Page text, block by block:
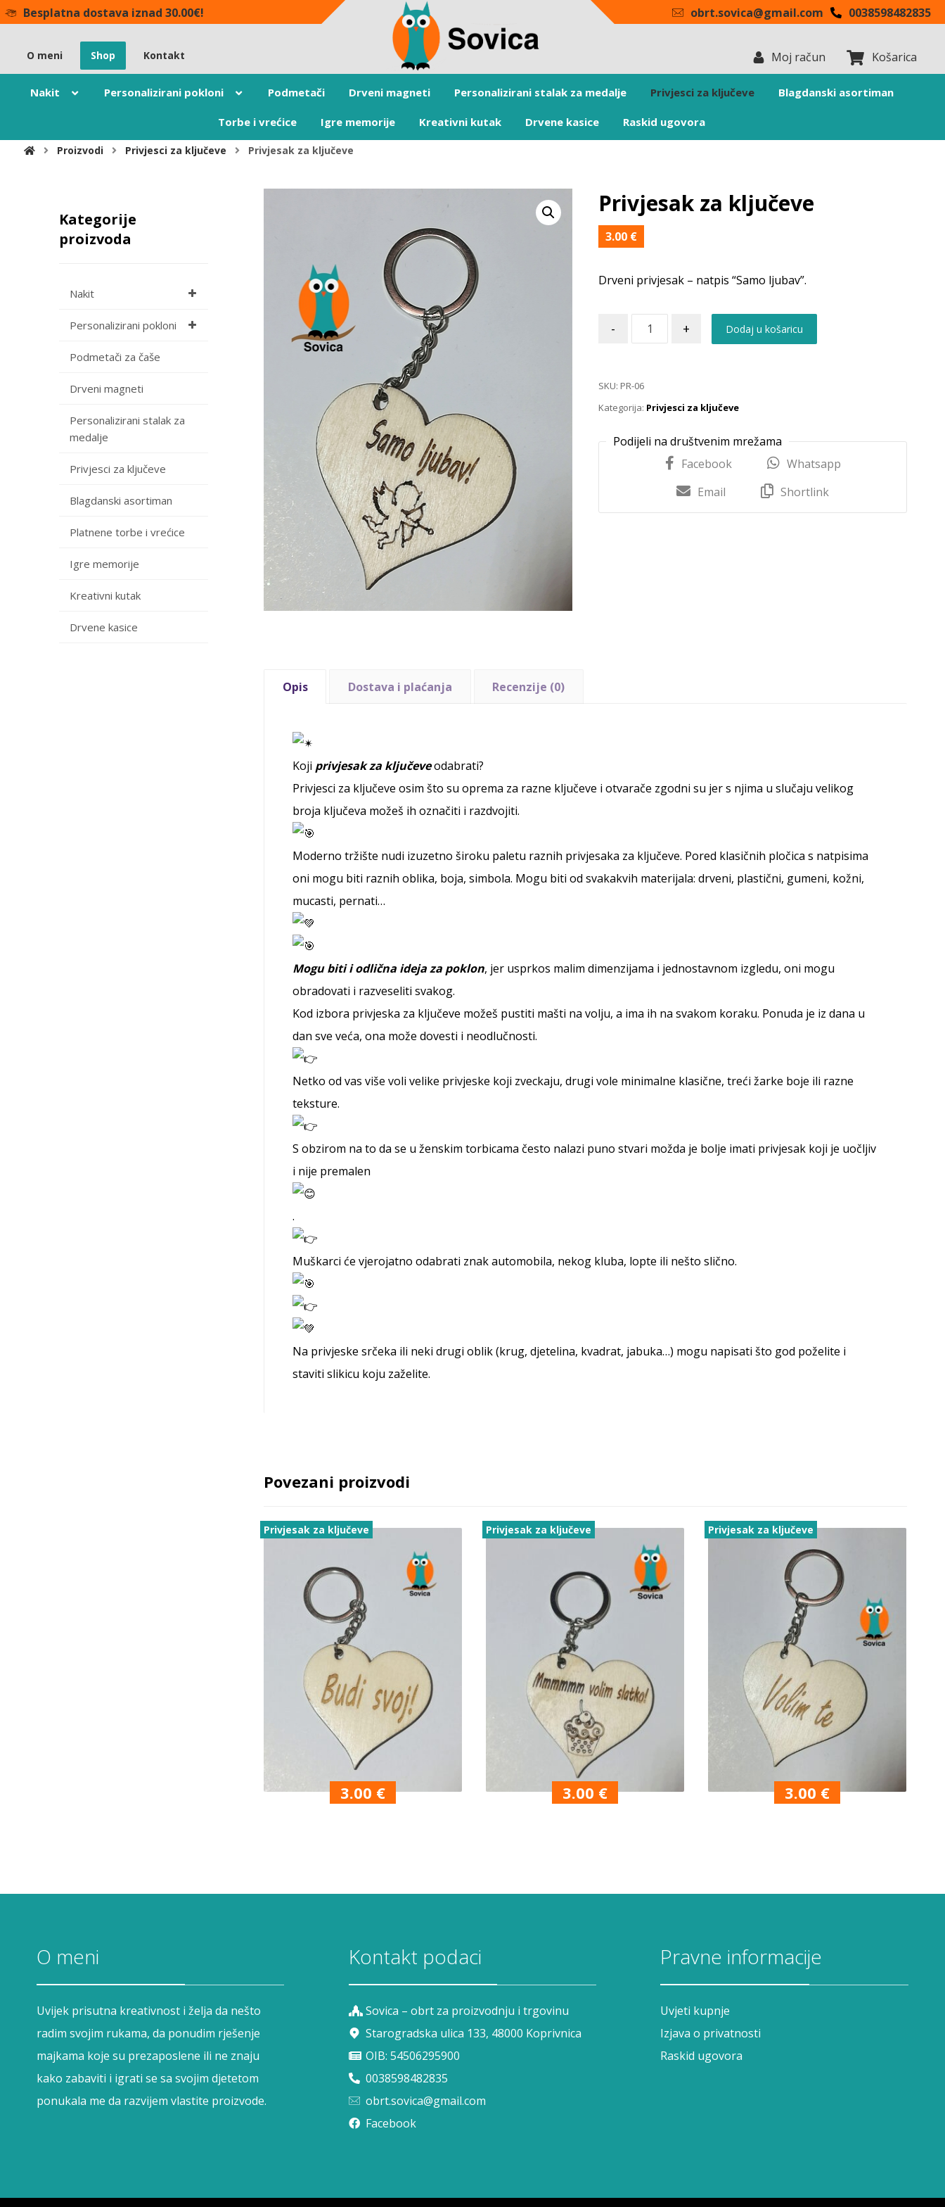
Besplatna dostava iznad 30.00€! 0038598482835
obrt.sovica@gmail.com
O meni Shop Kontakt Košarica
Moj račun
Nakit Personalizirani pokloni Podmetači Drveni magneti Personalizirani stalak za medalje Privjesci za ključeve Blagdanski asortiman
Torbe i vrećice Igre memorije Kreativni kutak Drvene kasice Raskid ugovora
Proizvodi Privjesci za ključeve Privjesak za ključeve
Privjesak za ključeve
3.00 €
Drveni privjesak – natpis “Samo ljubav”.
- + Dodaj u košaricu
SKU: PR-06
Kategorija: Privjesci za ključeve
Facebook
Whatsapp
Email
Shortlink
Opis Dostava i plaćanja Recenzije (0)
Koji privjesak za ključeveodabrati?
Privjesci za ključeve osim što su oprema za razne ključeve i otvarače zgodni su jer s njima u slučaju velikog
broja ključeva možeš ih označiti i razdvojiti.
Moderno tržište nudi izuzetno široku paletu raznih privjesaka za ključeve. Pored klasičnih pločica s natpisima
oni mogu biti raznih oblika, boja, simbola. Mogu biti od svakakvih materijala: drveni, plastični, gumeni, kožni,
mucasti, pernati…
Mogu biti i odlična ideja za poklon, jer usprkos malim dimenzijama i jednostavnom izgledu, oni mogu
obradovati i razveseliti svakog.
Kod izbora privjeska za ključeve možeš pustiti mašti na volju, a ima ih na svakom koraku. Ponuda je iz dana u
dan sve veća, ona može dovesti i neodlučnosti.
Netko od vas više voli velike privjeske koji zveckaju, drugi vole minimalne klasične, treći žarke boje ili razne
teksture.
S obzirom na to da se u ženskim torbicama često nalazi puno stvari možda je bolje imati privjesak koji je uočljiv
i nije premalen
.
Muškarci će vjerojatno odabrati znak automobila, nekog kluba, lopte ili nešto slično.
Na privjeske srčeka ili neki drugi oblik (krug, djetelina, kvadrat, jabuka…) mogu napisati što god poželite i
staviti slikicu koju zaželite.
Povezani proizvodi
Privjesak za ključeve
3.00 €
Privjesak za ključeve
3.00 €
Privjesak za ključeve
3.00 €
Kategorije
proizvoda
Nakit
Personalizirani pokloni
Podmetači za čaše
Drveni magneti
Personalizirani stalak za
medalje
Privjesci za ključeve
Blagdanski asortiman
Platnene torbe i vrećice
Igre memorije
Kreativni kutak
Drvene kasice
O meni
Uvijek prisutna kreativnost i želja da nešto
radim svojim rukama, da ponudim rješenje
majkama koje su prezaposlene ili ne znaju
kako zabaviti i igrati se sa svojim djetetom
ponukala me da razvijem vlastite proizvode.
Kontakt podaci
Sovica – obrt za proizvodnju i trgovinu
Starogradska ulica 133, 48000 Koprivnica
OIB: 54506295900
0038598482835
obrt.sovica@gmail.com
Facebook
Pravne informacije
Uvjeti kupnje
Izjava o privatnosti
Raskid ugovora